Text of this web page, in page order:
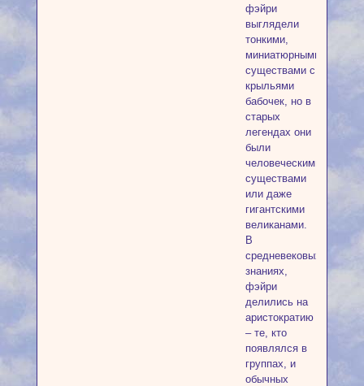
фэйри
выглядели
тонкими,
миниатюрными
существами с
крыльями
бабочек, но в
старых
легендах они
были
человеческими
существами
или даже
гигантскими
великанами.
В
средневековых
знаниях,
фэйри
делились на
аристократию
– те, кто
появлялся в
группах, и
обычных